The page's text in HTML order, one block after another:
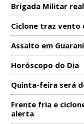
Brigada Militar
Ciclone traz vento
Assalto em
Horóscopo do Dia
Quinta-feira será
Frente fria e
alerta